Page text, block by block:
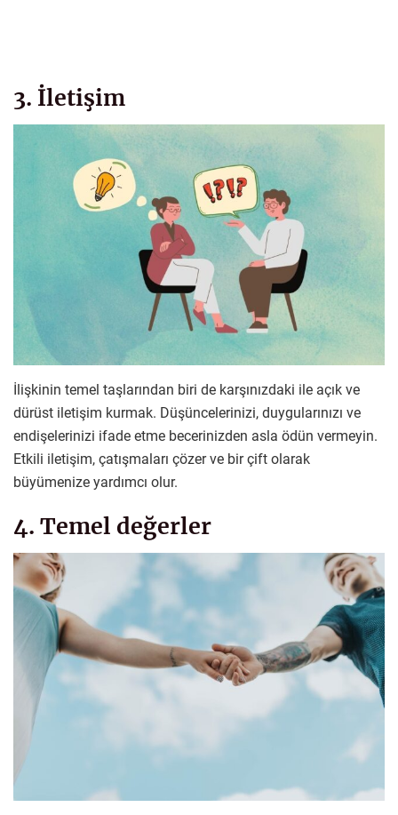
3. İletişim
İlişkinin temel taşlarından biri de karşınızdaki ile açık ve
dürüst iletişim kurmak. Düşüncelerinizi, duygularınızı ve
endişelerinizi ifade etme becerinizden asla ödün vermeyin.
Etkili iletişim, çatışmaları çözer ve bir çift olarak
büyümenize yardımcı olur.
4. Temel değerler